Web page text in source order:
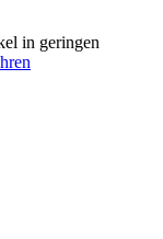
in geringen